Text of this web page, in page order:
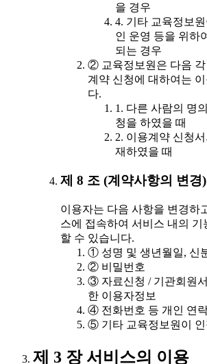
을 경우
4. 기타 교육정보
인 운영 등을 위하
되는 경우
② 교육정보원은 다음
계약 신청에 대하여는
다.
1. 다른 사람의 명
청을 하였을 때
2. 이용계약 신청
재하였을 때
제 8 조 (계약사항의 변경)
이용자는 다음 사항을 변경하
스에 접속하여 서비스 내의 기
할 수 있습니다.
① 성명 및 생년월일, 신
② 비밀번호
③ 자료신청 / 기관회원
한 이용자정보
④ 전화번호 등 개인 연
⑤ 기타 교육정보원이
제 3 장 서비스의 이용